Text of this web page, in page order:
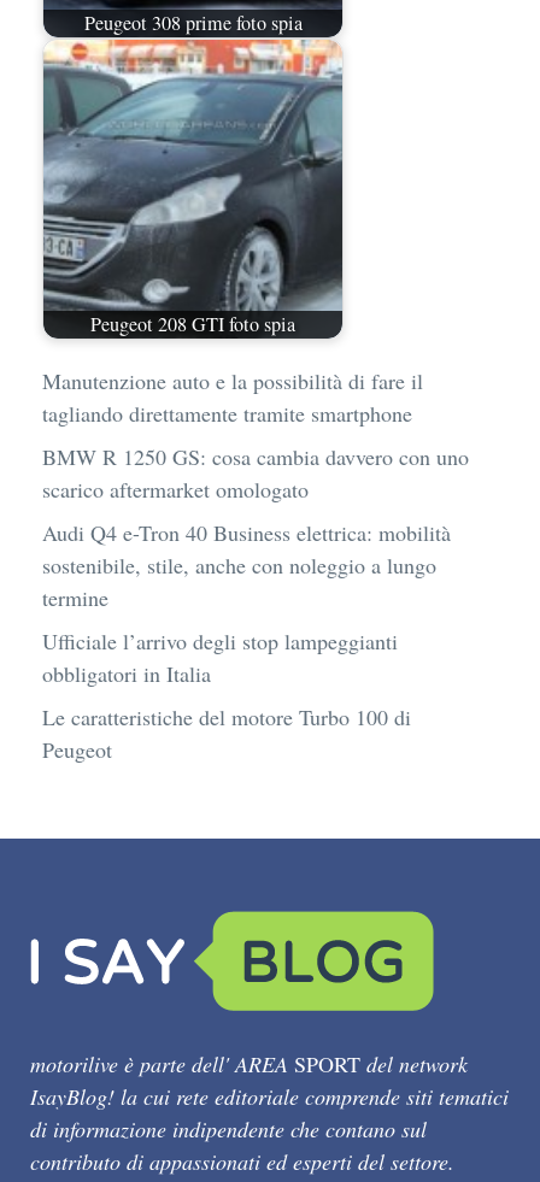
Peugeot 308 prime foto spia
Peugeot 208 GTI foto spia
Manutenzione auto e la possibilità di fare il
tagliando direttamente tramite smartphone
BMW R 1250 GS: cosa cambia davvero con uno
scarico aftermarket omologato
Audi Q4 e-Tron 40 Business elettrica: mobilità
sostenibile, stile, anche con noleggio a lungo
termine
Ufficiale l’arrivo degli stop lampeggianti
obbligatori in Italia
Le caratteristiche del motore Turbo 100 di
Peugeot
motorilive è parte dell' AREA SPORT del network
IsayBlog! la cui rete editoriale comprende siti tematici
di informazione indipendente che contano sul
contributo di appassionati ed esperti del settore.